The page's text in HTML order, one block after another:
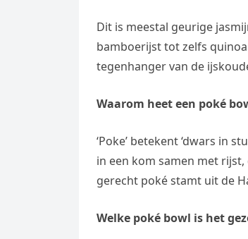
Dit is meestal geurige
bamboerijst tot zelfs
tegenhanger van de
Waarom heet een poké
‘Poke’ betekent ‘dwars in
in een kom samen met
gerecht poké stamt uit de
Welke poké bowl is het